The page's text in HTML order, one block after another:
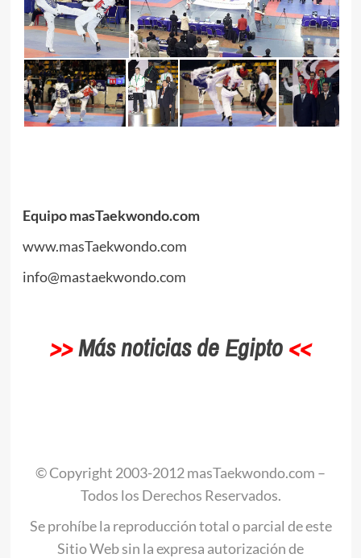
Equipo masTaekwondo.com
www.masTaekwondo.com
info@mastaekwondo.com
>>Más noticias de Egipto <<
© Copyright 2003-2012 masTaekwondo.com –
Todos los Derechos Reservados.
Se prohíbe la reproducción total o parcial de este
Sitio Web sin la expresa autorización de